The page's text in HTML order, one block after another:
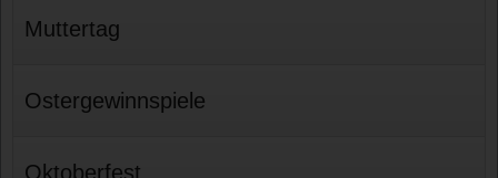
Muttertag
Ostergewinnspiele
Oktoberfest